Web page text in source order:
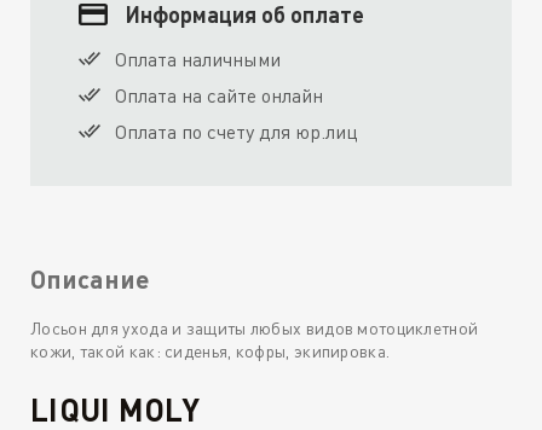
Информация об оплате
Оплата наличными
Оплата на сайте онлайн
Оплата по счету для юр.лиц
Описание
Лосьон для ухода и защиты любых видов мотоциклетной
кожи, такой как: сиденья, кофры, экипировка.
LIQUI MOLY